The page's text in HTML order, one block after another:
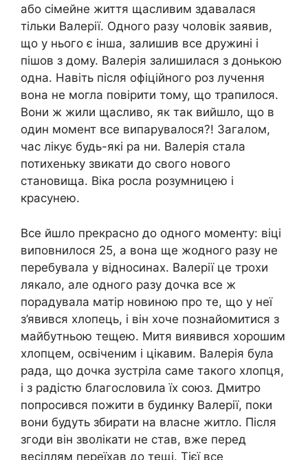
або сімейне життя щасливим здавалася
тільки Валерії. Одного разу чоловік заявив,
що у нього є інша, залишив все дружині і
пішов з дому. Валерія залишилася з донькою
одна. Навіть після офіційного роз лучення
вона не могла повірити тому, що трапилося.
Вони ж жили щасливо, як так вийшло, що в
один момент все випарувалося?! Загалом,
час лікує будь-які ра ни. Валерія стала
потихеньку звикати до свого нового
становища. Віка росла розумницею і
красунею.
Все йшло прекрасно до одного моменту: віці
виповнилося 25, а вона ще жодного разу не
перебувала у відносинах. Валерії це трохи
лякало, але одного разу дочка все ж
порадувала матір новиною про те, що у неї
з’явився хлопець, і він хоче познайомитися з
майбутньою тещею. Митя виявився хорошим
хлопцем, освіченим і цікавим. Валерія була
рада, що дочка зустріла саме такого хлопця,
і з радістю благословила їх союз. Дмитро
попросився пожити в будинку Валерії, поки
вони будуть збирати на власне житло. Після
згоди він зволікати не став, вже перед
весіллям переїхав до тещі. Тієї все